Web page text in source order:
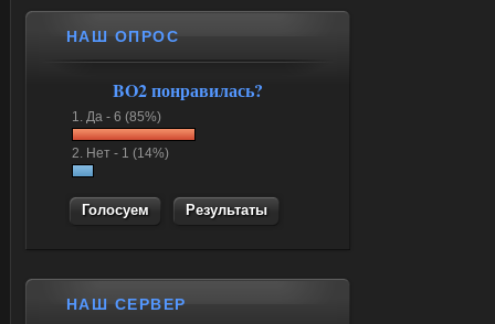
НАШ ОПРОС
BO2 понравилась?
1. Да - 6 (85%)
2. Нет - 1 (14%)
Результаты
НАШ СЕРВЕР